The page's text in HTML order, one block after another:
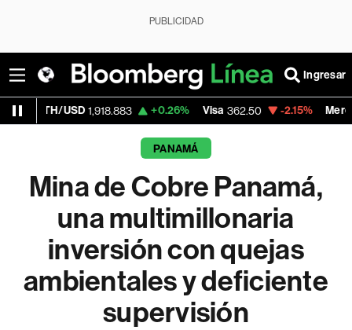
PUBLICIDAD
Ingresar
1,918.883 +0.26% Visa 362.50 -2.15% MercadoLibre
PANAMÁ
Mina de Cobre Panamá,
una multimillonaria
inversión con quejas
ambientales y deficiente
supervisión